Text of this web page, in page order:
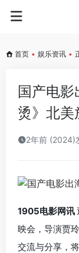
首页 • 娱乐资讯 •
国产电
烫》北美
2年前 (2024)
1905电影网讯
映会，导演贾
交流与分享，